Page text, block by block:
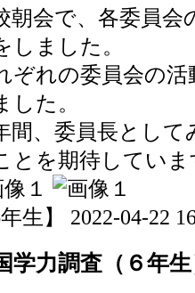
朝会で、各委員
しました。
ぞれの委員会の
した。
間、委員長とし
とを期待していま
年生】 2022-04-22
学力調査（６年